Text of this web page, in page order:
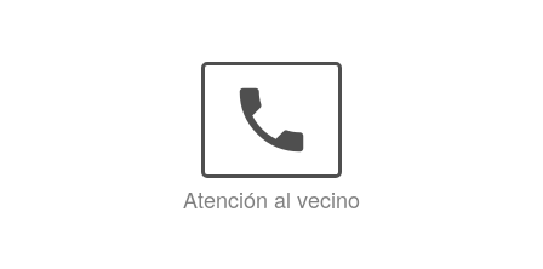
phone
Atención al vecino